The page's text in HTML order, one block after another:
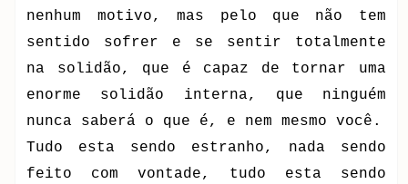
nenhum motivo, mas pelo que não tem
sentido sofrer e se sentir totalmente
na solidão, que é capaz de tornar uma
enorme solidão interna, que ninguém
nunca saberá o que é, e nem mesmo você.
Tudo esta sendo estranho, nada sendo
feito com vontade, tudo esta sendo